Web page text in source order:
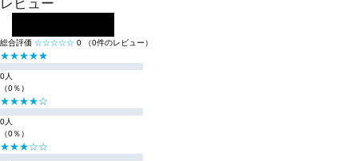
レビュー
総合評価 ☆☆☆☆☆ 0 （0件のレビュー）
★★★★★
0人
（0％）
★★★★☆
0人
（0％）
★★★☆☆